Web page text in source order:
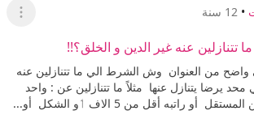
• 12 سنة
عرض
عنه غير الدين و الخلق؟!!
من العنوان وش الشرط الي ما تتنازلين عنه
محد يرضا يتنازل عنها مثلاً ما تتنازلين عن : واحد
أو راتبه أقل من 5 الاف ٲو الشكل أو...